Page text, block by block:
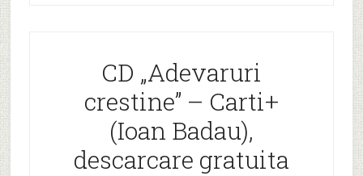
CD „Adevaruri
crestine” – Carti+
(Ioan Badau),
descarcare gratuita